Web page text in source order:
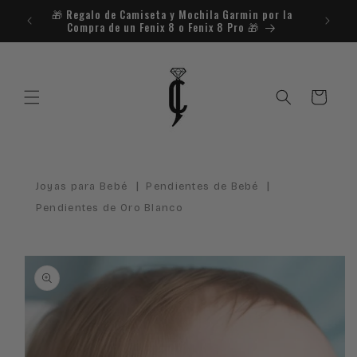
directamente
al contenido
🎁​ Regalo de Camiseta y Mochila Garmin por la
Compra de un Fenix 8 o Fenix 8 Pro 🎁​
Carrito
Joyas para Bebé | Pendientes de Bebé |
Pendientes de Oro Blanco
directamente
información